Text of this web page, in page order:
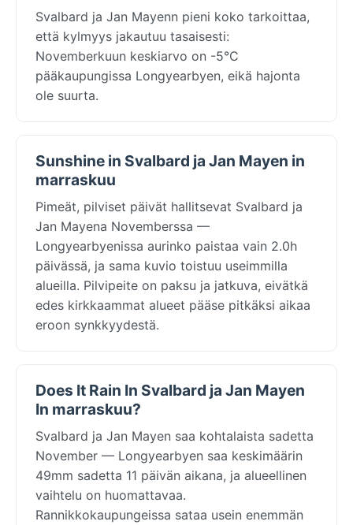
Svalbard ja Jan Mayenn pieni koko tarkoittaa,
että kylmyys jakautuu tasaisesti:
Novemberkuun keskiarvo on -5°C
pääkaupungissa Longyearbyen, eikä hajonta
ole suurta.
Sunshine in Svalbard ja Jan Mayen in
marraskuu
Pimeät, pilviset päivät hallitsevat Svalbard ja
Jan Mayena Novemberssa —
Longyearbyenissa aurinko paistaa vain 2.0h
päivässä, ja sama kuvio toistuu useimmilla
alueilla. Pilvipeite on paksu ja jatkuva, eivätkä
edes kirkkaammat alueet pääse pitkäksi aikaa
eroon synkkyydestä.
Does It Rain In Svalbard ja Jan Mayen
In marraskuu?
Svalbard ja Jan Mayen saa kohtalaista sadetta
November — Longyearbyen saa keskimäärin
49mm sadetta 11 päivän aikana, ja alueellinen
vaihtelu on huomattavaa.
Rannikkokaupungeissa sataa usein enemmän